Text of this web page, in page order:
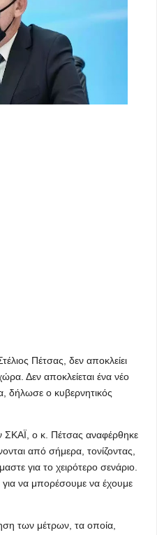
Πέτσας, δεν αποκλείει
Δεν αποκλείεται ένα νέο
δήλωσε ο κυβερνητικός
ΣΚΑΪ, ο κ. Πέτσας αναφέρθηκε
από σήμερα, τονίζοντας,
για το χειρότερο σενάριο.
να μπορέσουμε να έχουμε
των μέτρων, τα οποία,